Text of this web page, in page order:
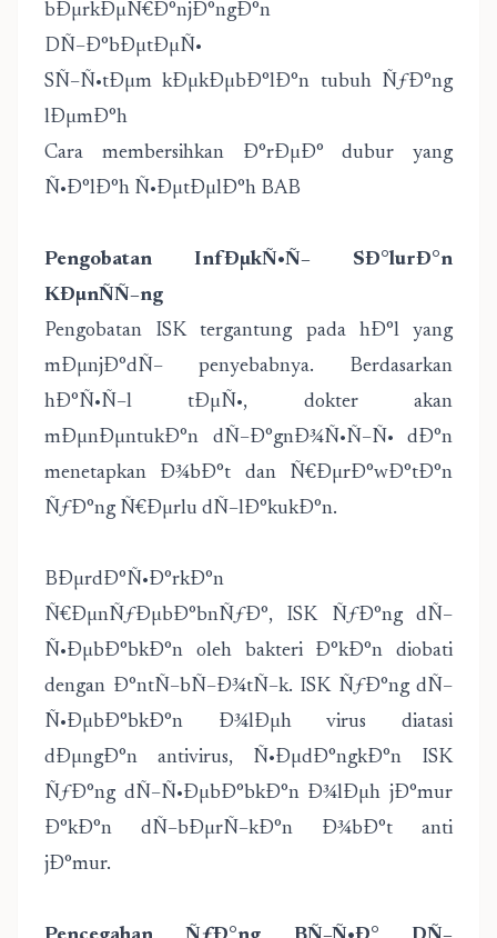
bÐµrkÐµÑ€Ð°njÐ°ngÐ°n
DÑ–Ð°bÐµtÐµÑ•
SÑ–Ñ•tÐµm kÐµkÐµbÐ°lÐ°n tubuh ÑƒÐ°ng
lÐµmÐ°h
Cara membersihkan Ð°rÐµÐ° dubur yang
Ñ•Ð°lÐ°h Ñ•ÐµtÐµlÐ°h BAB
Pengobatan InfÐµkÑ•Ñ– SÐ°lurÐ°n
KÐµnÑÑ–ng
Pengobatan ISK tergantung pada hÐ°l yang
mÐµnjÐ°dÑ– penyebabnya. Berdasarkan
hÐ°Ñ•Ñ–l tÐµÑ•, dokter akan
mÐµnÐµntukÐ°n dÑ–Ð°gnÐ¾Ñ•Ñ–Ñ• dÐ°n
menetapkan Ð¾bÐ°t dan Ñ€ÐµrÐ°wÐ°tÐ°n
ÑƒÐ°ng Ñ€Ðµrlu dÑ–lÐ°kukÐ°n.
BÐµrdÐ°Ñ•Ð°rkÐ°n
Ñ€ÐµnÑƒÐµbÐ°bnÑƒÐ°, ISK ÑƒÐ°ng dÑ–
Ñ•ÐµbÐ°bkÐ°n oleh bakteri Ð°kÐ°n diobati
dengan Ð°ntÑ–bÑ–Ð¾tÑ–k. ISK ÑƒÐ°ng dÑ–
Ñ•ÐµbÐ°bkÐ°n Ð¾lÐµh virus diatasi
dÐµngÐ°n antivirus, Ñ•ÐµdÐ°ngkÐ°n ISK
ÑƒÐ°ng dÑ–Ñ•ÐµbÐ°bkÐ°n Ð¾lÐµh jÐ°mur
Ð°kÐ°n dÑ–bÐµrÑ–kÐ°n Ð¾bÐ°t anti
jÐ°mur.